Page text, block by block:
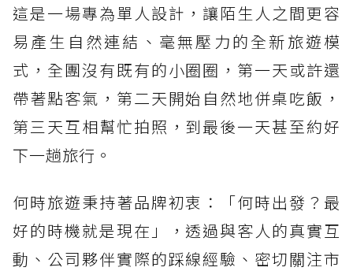
這是一場專為單人設計，讓陌生人之間更容
易產生自然連結、毫無壓力的全新旅遊模
式，全團沒有既有的小圈圈，第一天或許還
帶著點客氣，第二天開始自然地併桌吃飯，
第三天互相幫忙拍照，到最後一天甚至約好
下一趟旅行。
何時旅遊秉持著品牌初衷：「何時出發？最
好的時機就是現在」，透過與客人的真實互
動、公司夥伴實際的踩線經驗、密切關注市